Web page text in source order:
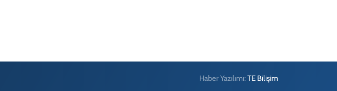
Haber Yazılımı:TE Bilişim